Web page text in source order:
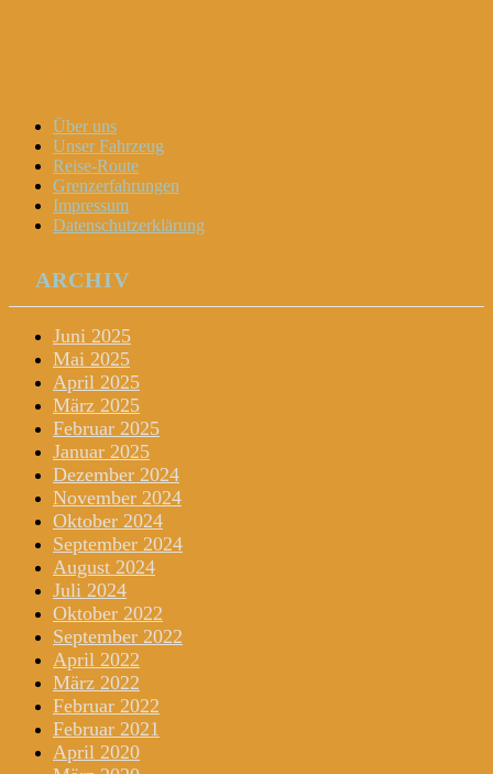
Menu
Widgets
Search
Skip
content
Über uns
Unser Fahrzeug
Reise-Route
Grenzerfahrungen
Impressum
Datenschutzerklärung
ARCHIV
Juni 2025
Mai 2025
April 2025
März 2025
Februar 2025
Januar 2025
Dezember 2024
November 2024
Oktober 2024
September 2024
August 2024
Juli 2024
Oktober 2022
September 2022
April 2022
März 2022
Februar 2022
Februar 2021
April 2020